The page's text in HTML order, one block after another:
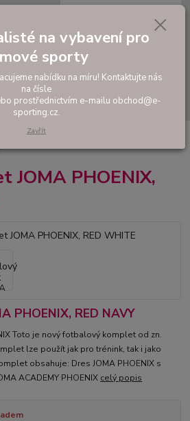
Hledat
0,00 Kč
oblečení
RED WHITE
JOMA PHOENIX,
PHOENIX, RED NAVY
Toto je nový fotbalový komplet od zn.
lze použít jak pro trénink, tak i jako
obsahuje: Dres JOMA PHOENIX s
ACADEMY PHOENIX celý popis
na vybavení pro
sporty
nabídku na míru! Kontaktujte nás
na čísle
prostřednictvím e-mailu obchod@e-
sporting.cz.
Zavřít